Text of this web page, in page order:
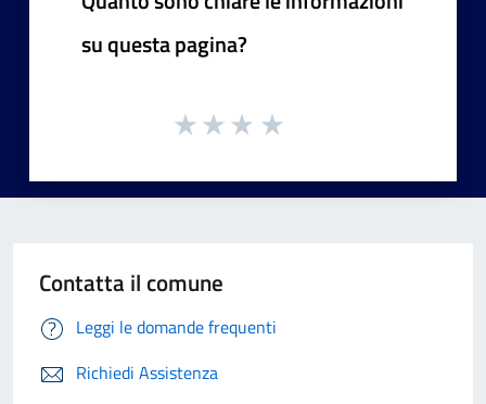
su questa pagina?
Contatta il comune
Leggi le domande frequenti
Richiedi Assistenza